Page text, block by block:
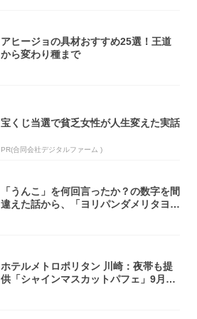
アヒージョの具材おすすめ25選！王道
から変わり種まで
宝くじ当選で貧乏女性が人生変えた実話
PR(合同会社デジタルファーム )
「うんこ」を何回言ったか？の数字を間
違えた話から、「ヨリパンダメリタヨコ
ホテルメトロポリタン 川崎：夜帯も提
供「シャインマスカットパフェ」9月1